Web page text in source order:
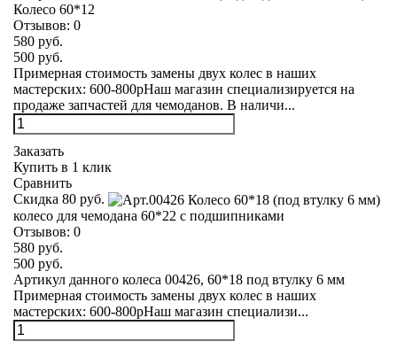
Колесо 60*12
Отзывов: 0
580 руб.
500 руб.
Примерная стоимость замены двух колес в наших
мастерских: 600-800рНаш магазин специализируется на
продаже запчастей для чемоданов. В наличи...
Заказать
Купить в 1 клик
Сравнить
Скидка 80 руб.
колесо для чемодана 60*22 с подшипниками
Отзывов: 0
580 руб.
500 руб.
Артикул данного колеса 00426, 60*18 под втулку 6 мм
Примерная стоимость замены двух колес в наших
мастерских: 600-800рНаш магазин специализи...